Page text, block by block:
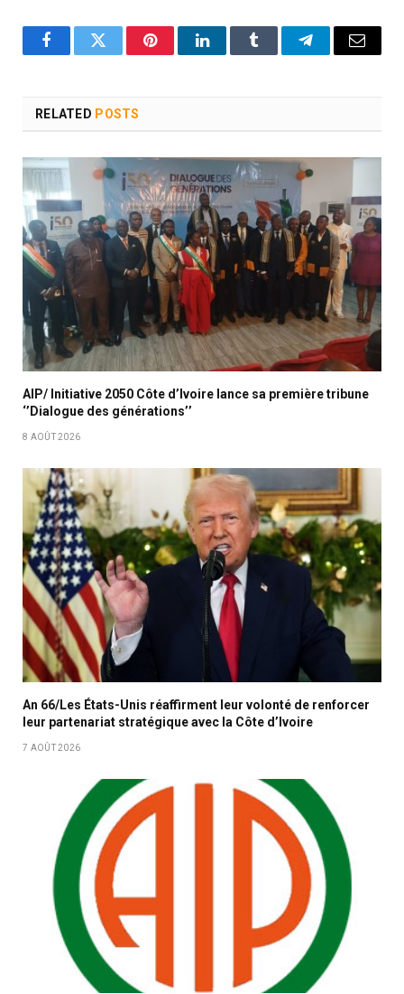
FacebookTwitter PinterestLinkedInTumblr TelegramEmail
RELATED POSTS
AIP/ Initiative 2050 Côte d’Ivoire lance sa première tribune
‘’Dialogue des générations’’
8 AOÛT 2026
An 66/Les États-Unis réaffirment leur volonté de renforcer
leur partenariat stratégique avec la Côte d’Ivoire
7 AOÛT 2026